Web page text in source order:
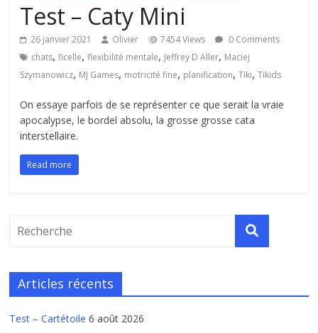
Test – Caty Mini
26 janvier 2021 Olivier 7454 Views
0 Comments
chats,ficelle,flexibilité mentale, Jeffrey D Aller, Maciej
Szymanowicz, MJ Games, motricité fine, planification,Tiki,Tikids
On essaye parfois de se représenter ce que serait la vraie
apocalypse, le bordel absolu, la grosse grosse cata
interstellaire.
Read more
Articles récents
Test – Cartétoile 6 août 2026